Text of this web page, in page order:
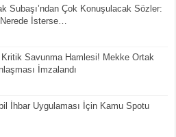
Subaşı’ndan Çok Konuşulacak Sözler:
Nerede İsterse…
Savunma Hamlesi! Mekke Ortak
İmzalandı
İhbar Uygulaması İçin Kamu Spotu